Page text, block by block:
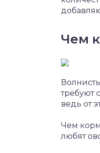
Чем
требуют
ведь от
Чем
любят